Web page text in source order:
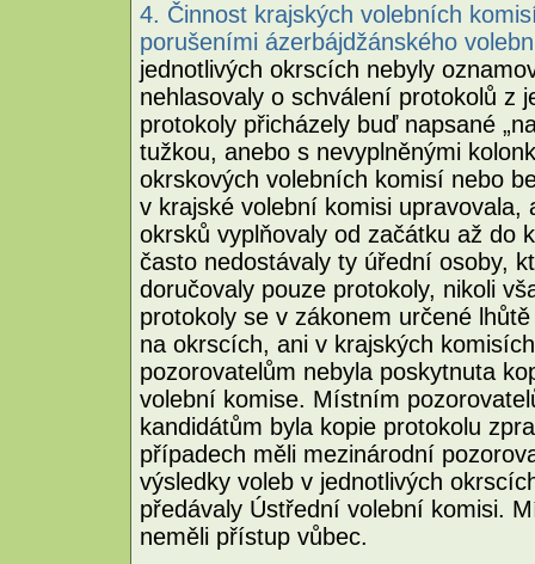
4. Činnost krajských volebních
porušeními ázerbájdžánského
jednotlivých okrscích nebyly
nehlasovaly o schválení protokolů z
protokoly přicházely buď napsané
tužkou, anebo s nevyplněnými
okrskových volebních komisí nebo
v krajské volební komisi
okrsků vyplňovaly od začátku až do
často nedostávaly ty úřední osoby,
doručovaly pouze protokoly, nikoli
protokoly se v zákonem určené
na okrscích, ani v krajských
pozorovatelům nebyla poskytnuta
volební komise. Místním
kandidátům byla kopie protokolu
případech měli mezinárodní
výsledky voleb v jednotlivých
předávaly Ústřední volební komisi.
neměli přístup vůbec.